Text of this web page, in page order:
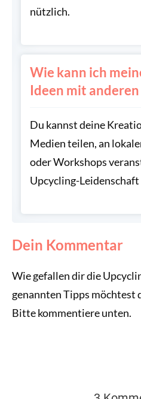
nützlich.
Wie kann ich
Ideen mit
Du kannst deine
Medien teilen, an
oder Workshops
Upcycling-Leidenschaft
Dein Kommentar
Wie gefallen dir die
genannten Tipps möchtest
Bitte kommentiere unten.